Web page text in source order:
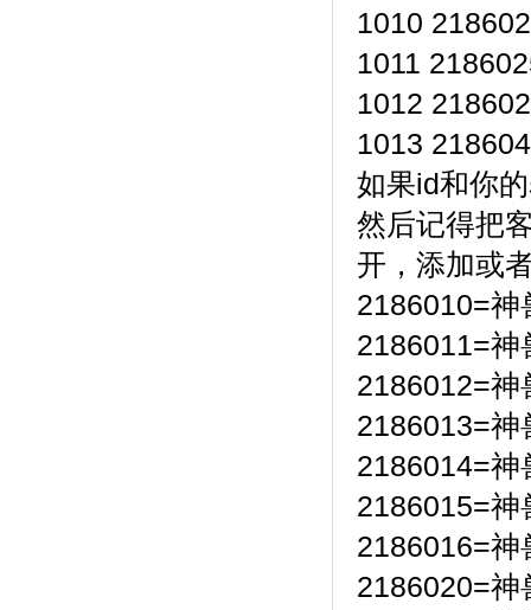
1010
1011
1012
1013
如果id和你
然后记得把
开，添加或
2186010=神
2186011=神
2186012=神
2186013=神
2186014=神
2186015=神
2186016=神
2186020=神